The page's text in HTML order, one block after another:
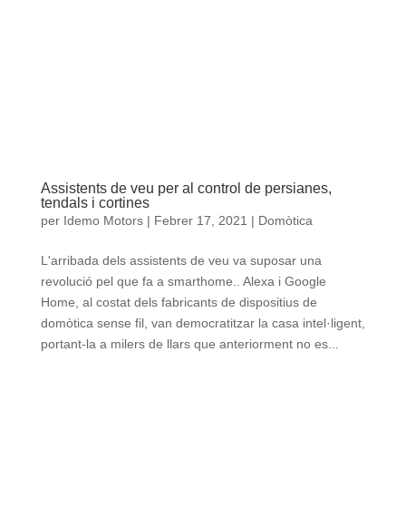
Assistents de veu per al control de persianes,
tendals i cortines
per Idemo Motors| Febrer 17, 2021 | Domòtica
L'arribada dels assistents de veu va suposar una
revolució pel que fa a smarthome.. Alexa i Google
Home, al costat dels fabricants de dispositius de
domòtica sense fil, van democratitzar la casa intel·ligent,
portant-la a milers de llars que anteriorment no es...